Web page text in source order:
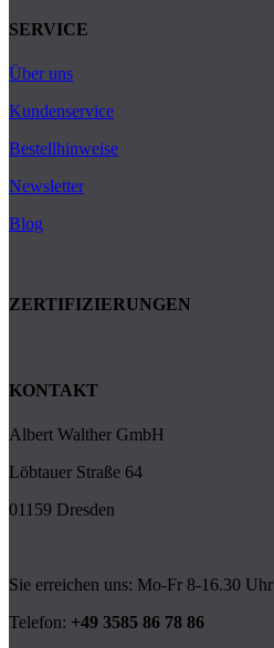
SERVICE
Über uns
Kundenservice
Bestellhinweise
Newsletter
Blog
ZERTIFIZIERUNGEN
KONTAKT
Albert Walther GmbH
Löbtauer Straße 64
01159 Dresden
Sie erreichen uns: Mo-Fr 8-16.30 Uhr
Telefon: +49 3585 86 78 86